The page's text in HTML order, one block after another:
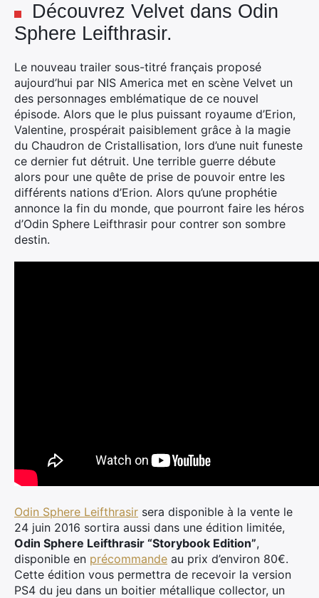
Découvrez Velvet dans Odin
Sphere Leifthrasir.
Le nouveau trailer sous-titré français proposé
aujourd’hui par NIS America met en scène Velvet un
des personnages emblématique de ce nouvel
épisode. Alors que le plus puissant royaume d’Erion,
Valentine, prospérait paisiblement grâce à la magie
du Chaudron de Cristallisation, lors d’une nuit funeste
ce dernier fut détruit. Une terrible guerre débute
alors pour une quête de prise de pouvoir entre les
différents nations d’Erion. Alors qu’une prophétie
annonce la fin du monde, que pourront faire les héros
d’Odin Sphere Leifthrasir pour contrer son sombre
destin.
Odin Sphere Leifthrasir sera disponible à la vente le
24 juin 2016 sortira aussi dans une édition limitée,
Odin Sphere Leifthrasir “Storybook Edition”,
disponible en précommande au prix d’environ 80€.
Cette édition vous permettra de recevoir la version
PS4 du jeu dans un boitier métallique collector, un